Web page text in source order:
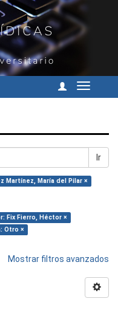
Cambiar
Ir
Martínez, María del Pilar ×
Fix Fierro, Héctor ×
Otro ×
Mostrar filtros avanzados